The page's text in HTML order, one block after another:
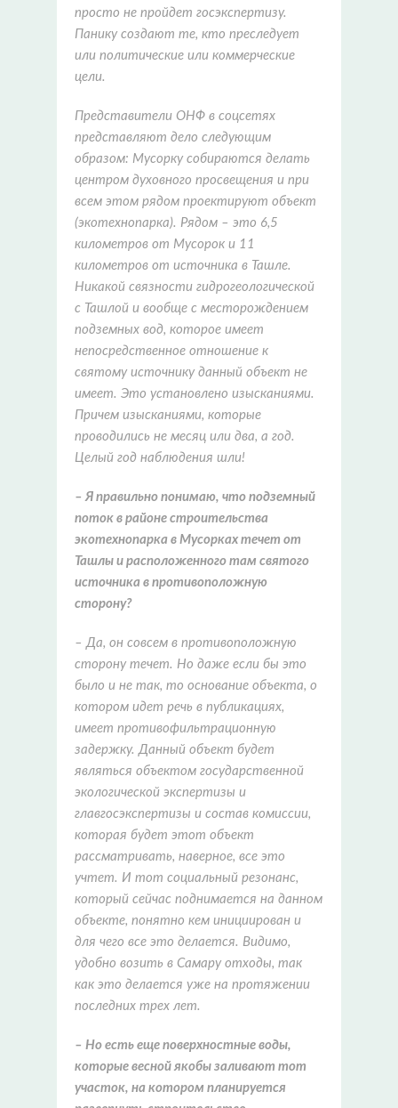
просто не пройдет госэкспертизу.
Панику создают те, кто преследует
или политические или коммерческие
цели.
Представители ОНФ в соцсетях
представляют дело следующим
образом: Мусорку собираются делать
центром духовного просвещения и при
всем этом рядом проектируют объект
(экотехнопарка). Рядом – это 6,5
километров от Мусорок и 11
километров от источника в Ташле.
Никакой связности гидрогеологической
с Ташлой и вообще с месторождением
подземных вод, которое имеет
непосредственное отношение к
святому источнику данный объект не
имеет. Это установлено изысканиями.
Причем изысканиями, которые
проводились не месяц или два, а год.
Целый год наблюдения шли!
– Я правильно понимаю, что подземный
поток в районе строительства
экотехнопарка в Мусорках течет от
Ташлы и расположенного там святого
источника в противоположную
сторону?
– Да, он совсем в противоположную
сторону течет. Но даже если бы это
было и не так, то основание объекта, о
котором идет речь в публикациях,
имеет противофильтрационную
задержку. Данный объект будет
являться объектом государственной
экологической экспертизы и
главгосэкспертизы и состав комиссии,
которая будет этот объект
рассматривать, наверное, все это
учтет. И тот социальный резонанс,
который сейчас поднимается на данном
объекте, понятно кем инициирован и
для чего все это делается. Видимо,
удобно возить в Самару отходы, так
как это делается уже на протяжении
последних трех лет.
– Но есть еще поверхностные воды,
которые весной якобы заливают тот
участок, на котором планируется